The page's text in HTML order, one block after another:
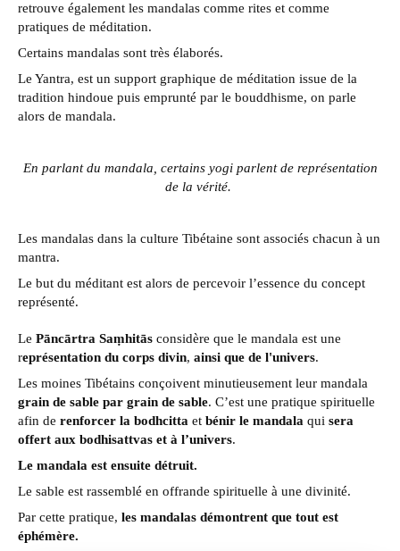
retrouve également les mandalas comme rites et comme
pratiques de méditation.
Certains mandalas sont très élaborés.
Le Yantra, est un support graphique de méditation issue de la
tradition hindoue puis emprunté par le bouddhisme, on parle
alors de mandala.
En parlant du mandala, certains yogi parlent de représentation
de la vérité.
Les mandalas dans la culture Tibétaine sont associés chacun à un
mantra.
Le but du méditant est alors de percevoir l’essence du concept
représenté.
Le Pāncārtra Saṃhitās considère que le mandala est une
représentation du corps divin, ainsi que de l'univers.
Les moines Tibétains conçoivent minutieusement leur mandala
grain de sable par grain de sable. C’est une pratique spirituelle
afin de renforcer la bodhcitta et bénir le mandala qui sera
offert aux bodhisattvas et à l’univers.
Le mandala est ensuite détruit.
Le sable est rassemblé en offrande spirituelle à une divinité.
Par cette pratique, les mandalas démontrent que tout est
éphémère.